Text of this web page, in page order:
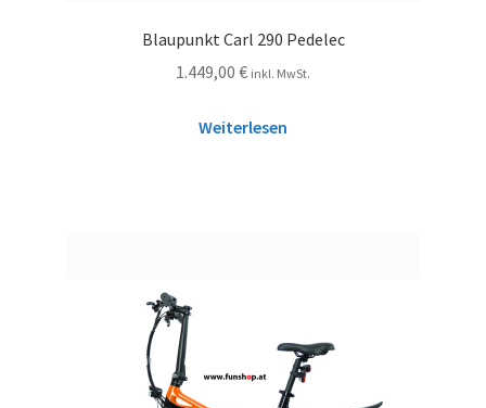
Blaupunkt Carl 290 Pedelec
1.449,00 € inkl. MwSt.
Weiterlesen